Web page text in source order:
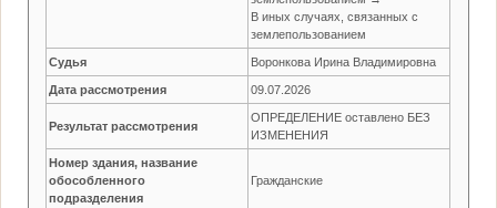
В иных случаях, связанных с
землепользованием
Судья Воронкова Ирина Владимировна
Дата рассмотрения 09.07.2026
Результат рассмотрения
ОПРЕДЕЛЕНИЕ оставлено БЕЗ
ИЗМЕНЕНИЯ
Номер здания, название
обособленного
подразделения
Гражданские